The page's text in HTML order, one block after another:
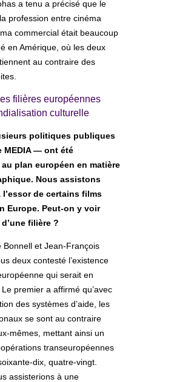
a tenu a précisé que le
profession entre cinéma
commercial était beaucoup
en Amérique, où les deux
au contraire des
filières européennes
culturelle
politiques publiques
— ont été
plan européen en matière
Nous assistons
l’essor de certains films
Europe. Peut-on y voir
filière ?
Bonnell et Jean-François
deux contesté l’existence
qui serait en
premier a affirmé qu’avec
des systèmes d’aide, les
se sont au contraire
mêmes, mettant ainsi un
transeuropéennes
dix, quatre-vingt.
assisterions à une